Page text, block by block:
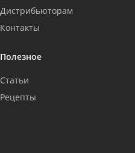
Дистрибьюторам
Контакты
Полезное
Статьи
Рецепты